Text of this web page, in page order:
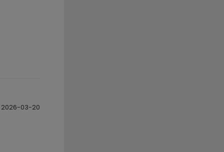
2026-03-20